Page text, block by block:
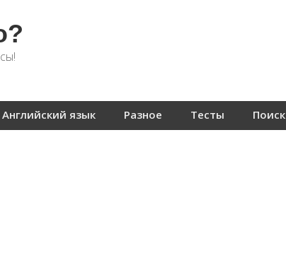
Английский язык Разное Тесты Поиск